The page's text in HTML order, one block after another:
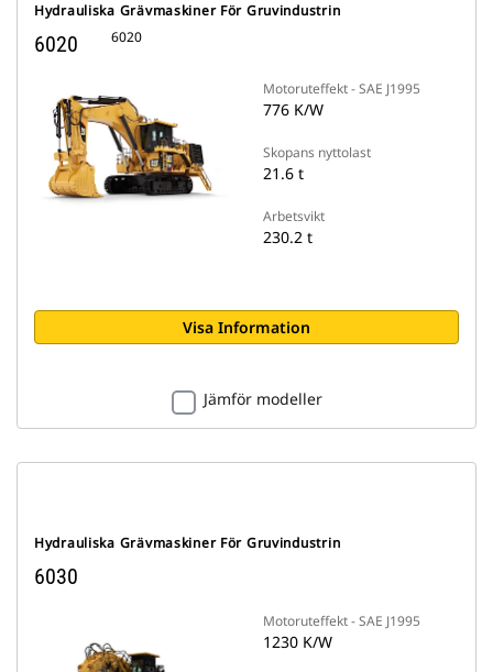
Hydrauliska Grävmaskiner För Gruvindustrin
6020 6020
Motoruteffekt - SAE J1995
776 K/W
Skopans nyttolast
21.6 t
Arbetsvikt
230.2 t
Visa Information
Jämför modeller
Hydrauliska Grävmaskiner För Gruvindustrin
6030
Motoruteffekt - SAE J1995
1230 K/W